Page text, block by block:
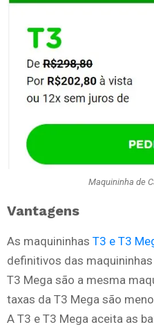
Maquininha de
Vantagens
As maquininhas T3 e T3
definitivos das maquininhas
T3 Mega são a mesma
taxas da T3 Mega são
A T3 e T3 Mega aceita as